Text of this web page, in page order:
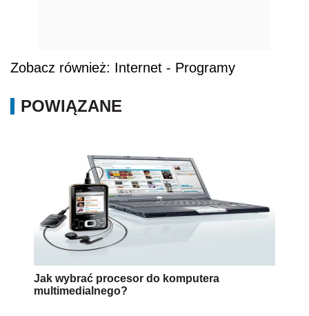
Zobacz również: Internet - Programy
POWIĄZANE
Jak wybrać procesor do komputera
multimedialnego?